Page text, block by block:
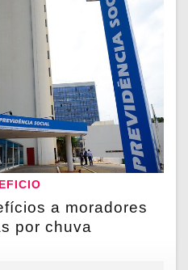
a moradores
por chuva